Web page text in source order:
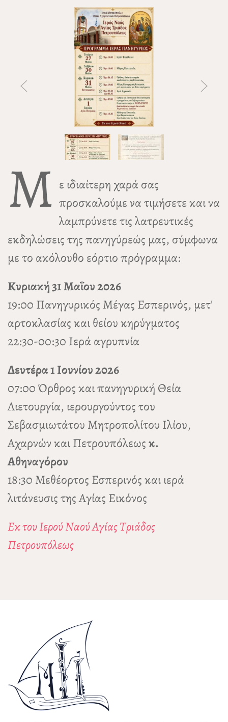
Μ ε ιδιαίτερη χαρά σας
προσκαλούμε να τιμήσετε και να
λαμπρύνετε τις λατρευτικές
εκδηλώσεις της πανηγύρεώς μας, σύμφωνα
με το ακόλουθο εόρτιο πρόγραμμα:
Κυριακή 31 Μαΐου 2026
19:00 Πανηγυρικός Μέγας Εσπερινός, μετ'
αρτοκλασίας και θείου κηρύγματος
22:30-00:30 Ιερά αγρυπνία
Δευτέρα 1 Ιουνίου 2026
07:00 Όρθρος και πανηγυρική Θεία
Λιετουργία, ιερουργούντος του
Σεβασμιωτάτου Μητροπολίτου Ιλίου,
Αχαρνών και Πετρουπόλεωςκ.
Αθηναγόρου
18:30 Μεθέορτος Εσπερινός και ιερά
λιτάνευσις της Αγίας Εικόνος
Εκ του Ιερού Ναού Αγίας Τριάδος
Πετρουπόλεως